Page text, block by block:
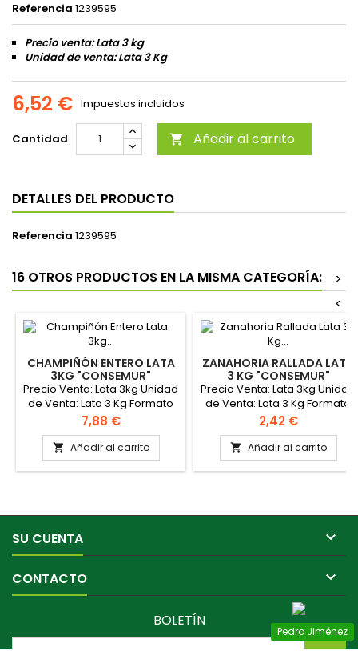
Referencia 1239595
Precio venta: Lata 3 kg
Unidad de venta: Lata 3 Kg
6,52 € Impuestos incluidos
Cantidad  Añadir al carrito
DETALLES DEL PRODUCTO
Referencia 1239595
16 OTROS PRODUCTOS EN LA MISMA CATEGORÍA:
>
<
CHAMPIÑÓN ENTERO LATA
3KG "CONSEMUR"
Precio Venta: Lata 3kg Unidad
de Venta: Lata 3 Kg Formato
caja: 6 latas
Precio
7,88 €
 Añadir al carrito
ZANAHORIA RALLADA LATA
3 KG "CONSEMUR"
Precio Venta: Lata 3kg Unidad
de Venta: Lata 3 Kg Formato
caja: 6 latas
Precio
2,42 €
 Añadir al carrito
SU CUENTA 
CONTACTO 
Pedro Jiménez
BOLETÍN